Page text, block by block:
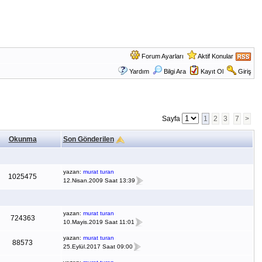
Forum Ayarları Aktif Konular
Yardım Bilgi Ara Kayıt Ol Giriş
Sayfa 1 2 3 7 >
Okunma Son Gönderilen
1025475
yazan: murat turan
12.Nisan.2009 Saat 13:39
724363
yazan: murat turan
10.Mayis.2019 Saat 11:01
88573
yazan: murat turan
25.Eylül.2017 Saat 09:00